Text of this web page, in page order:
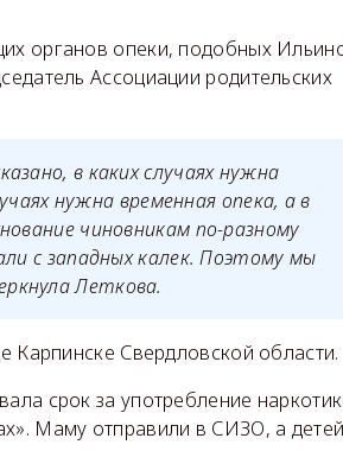
органов опеки, подобных
Ассоциации родительских
в каких случаях нужна
нужна временная опека, а в
чиновникам по-разному
с западных калек. Поэтому мы
Леткова.
Карпинске Свердловской области.
срок за употребление
Маму отправили в СИЗО, а